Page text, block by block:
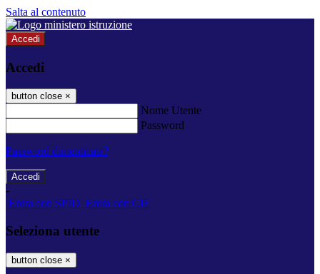
Salta al contenuto
Accedi
Accedi
button close ×
Nome Utente
Password
Password dimenticata?
-
Entra con SPID Entra con CIE
Seleziona utente
button close ×